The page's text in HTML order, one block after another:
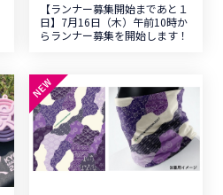
【ランナー募集開始まであと１
日】7月16日（木）午前10時か
らランナー募集を開始します！